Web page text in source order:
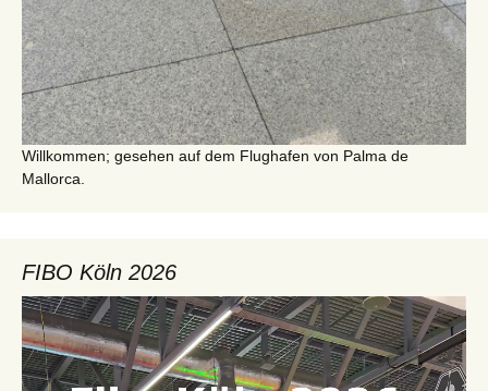
Willkommen; gesehen auf dem Flughafen von Palma de
Mallorca.
FIBO Köln 2026
Video-
Player